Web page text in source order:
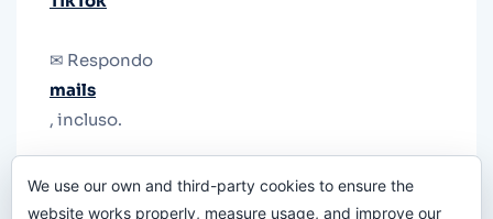
✉ Respondo
mails
, incluso.
le quiten el teléfono.
We use our own and third-party cookies to ensure the
website works properly, measure usage, and improve our